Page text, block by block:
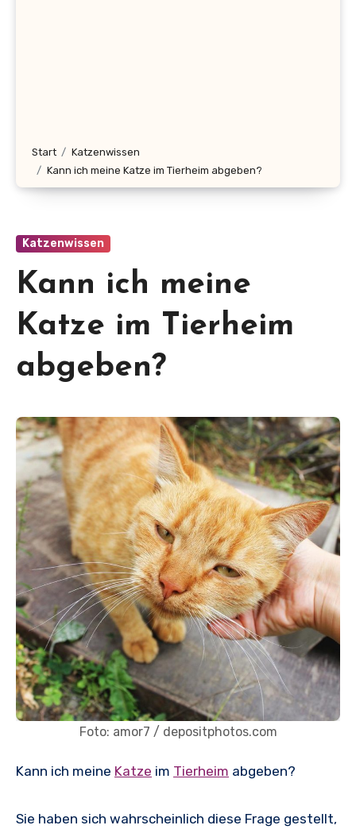
Start
Katzenwissen
Kann ich meine Katze im Tierheim abgeben?
Katzenwissen
Kann ich meine
Katze im Tierheim
abgeben?
Foto: amor7 / depositphotos.com
Kann ich meine Katze im Tierheim abgeben?
Sie haben sich wahrscheinlich diese Frage gestellt,